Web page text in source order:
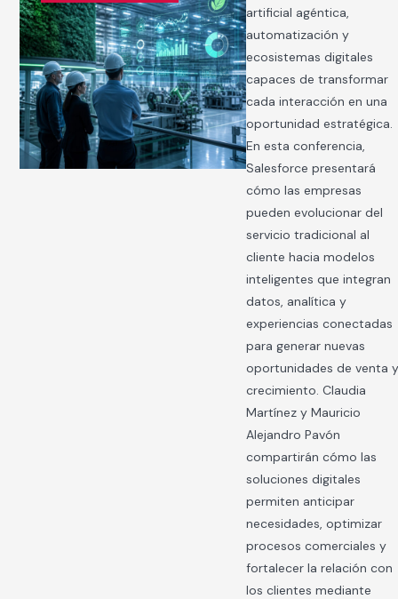
artificial agéntica,
automatización y
ecosistemas digitales
capaces de transformar
cada interacción en una
oportunidad estratégica.
En esta conferencia,
Salesforce presentará
cómo las empresas
pueden evolucionar del
servicio tradicional al
cliente hacia modelos
inteligentes que integran
datos, analítica y
experiencias conectadas
para generar nuevas
oportunidades de venta
crecimiento. Claudia
Martínez y Mauricio
Alejandro Pavón
compartirán cómo las
soluciones digitales
permiten anticipar
necesidades, optimizar
procesos comerciales y
fortalecer la relación con
los clientes mediante